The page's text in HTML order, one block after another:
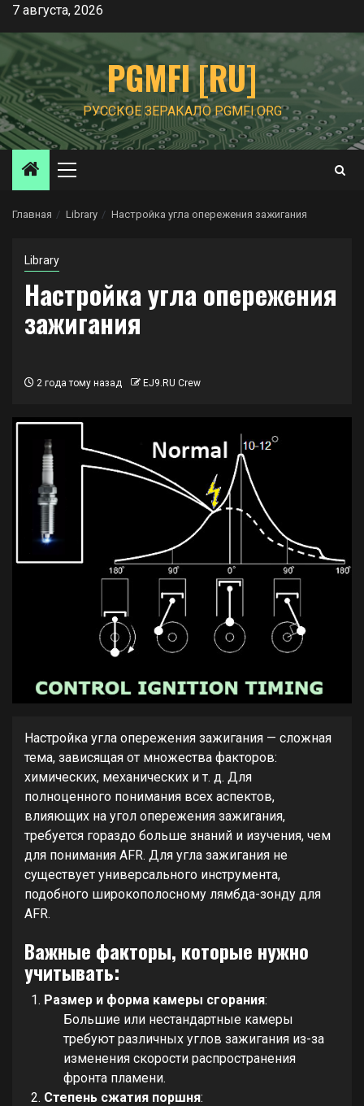
Перейти
содержимому
7 августа, 2026
PGMFI [RU]
РУССКОЕ ЗЕРАКАЛО PGMFI.ORG
Основное
Главная Library Настройка угла опережения зажигания
Library
Настройка угла опережения
зажигания
2 года тому назад EJ9.RU Crew
Настройка угла опережения зажигания — сложная
тема, зависящая от множества факторов:
химических, механических и т. д. Для
полноценного понимания всех аспектов,
влияющих на угол опережения зажигания,
требуется гораздо больше знаний и изучения, чем
для понимания AFR. Для угла зажигания не
существует универсального инструмента,
подобного широкополосному лямбда-зонду для
AFR.
Важные факторы, которые нужно
учитывать:
Размер и форма камеры сгорания:
Большие или нестандартные камеры
требуют различных углов зажигания из-за
изменения скорости распространения
фронта пламени.
Степень сжатия поршня: